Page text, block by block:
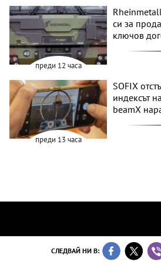
преди 12 часа
си за
ключов
преди 13 часа
SOFIX
индексът
beamX
СЛЕДВАЙ НИ В: